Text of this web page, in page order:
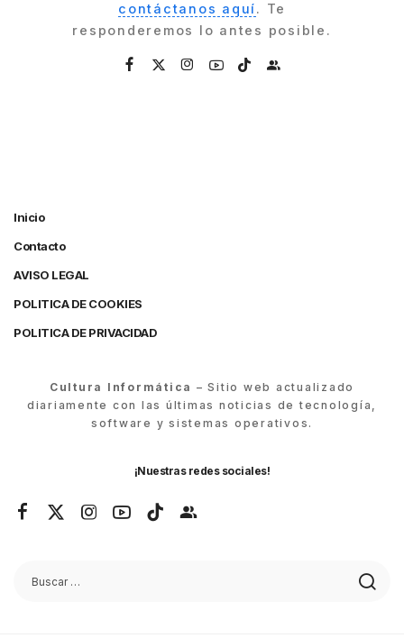
contáctanos aquí. Te
responderemos lo antes posible.
Inicio
Contacto
AVISO LEGAL
POLITICA DE COOKIES
POLITICA DE PRIVACIDAD
Cultura Informática – Sitio web actualizado
diariamente con las últimas noticias de tecnología,
software y sistemas operativos.
¡Nuestras redes sociales!